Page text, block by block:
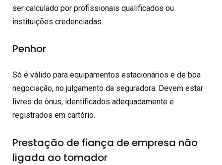
ser calculado por profissionais qualificados ou
instituições credenciadas.
Penhor
Só é válido para equipamentos estacionários e de boa
negociação, no julgamento da seguradora. Devem estar
livres de ônus, identificados adequadamente e
registrados em cartório.
Prestação de fiança de empresa não
ligada ao tomador